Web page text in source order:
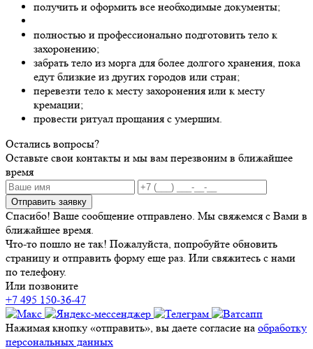
получить и оформить все необходимые документы;
полностью и профессионально подготовить тело к
захоронению;
забрать тело из морга для более долгого хранения, пока
едут близкие из других городов или стран;
перевезти тело к месту захоронения или к месту
кремации;
провести ритуал прощания с умершим.
Остались вопросы?
Оставьте свои контакты и мы вам перезвоним в ближайшее
время
Отправить заявку
Спасибо! Ваше сообщение отправлено. Мы свяжемся с Вами в
ближайшее время.
Что-то пошло не так! Пожалуйста, попробуйте обновить
страницу и отправить форму еще раз. Или свяжитесь с нами
по телефону.
Или позвоните
+7 495 150-36-47
Нажимая кнопку «отправить», вы даете согласие на обработку
персональных данных